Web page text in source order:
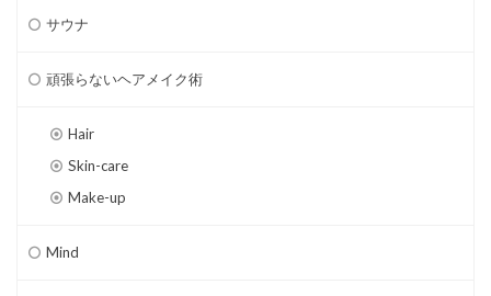
サウナ
頑張らないヘアメイク術
Hair
Skin-care
Make-up
Mind